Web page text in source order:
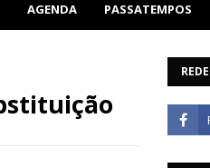
AGENDA PASSATEMPOS